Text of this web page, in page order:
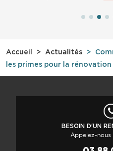
Accueil Actualités
les primes pour la
BESOIN D'UN
Appelez-nous